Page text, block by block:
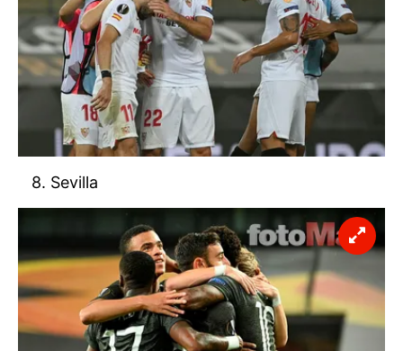
8. Sevilla